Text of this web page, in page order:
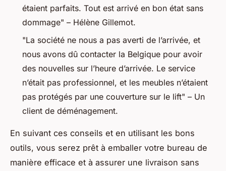
étaient parfaits. Tout est arrivé en bon état sans
dommage" – Hélène Gillemot.
"La société ne nous a pas averti de l’arrivée, et
nous avons dû contacter la Belgique pour avoir
des nouvelles sur l’heure d’arrivée. Le service
n’était pas professionnel, et les meubles n’étaient
pas protégés par une couverture sur le lift" – Un
client de déménagement.
En suivant ces conseils et en utilisant les bons
outils, vous serez prêt à emballer votre bureau de
manière efficace et à assurer une livraison sans